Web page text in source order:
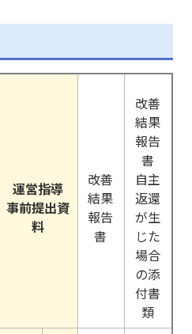
運営指導
事前提出資
料
改善
結果
報告
書
改善
結果
報告
書
自主
返還
が生
じた
場合
の添
付書
類